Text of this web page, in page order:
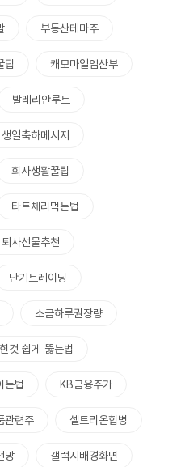
부동산테마주
팁 캐모마일임산부
발레리안루트
생일축하메시지
회사생활꿀팁
타트체리먹는법
퇴사선물추천
단기트레이딩
소금하루권장량
것 쉽게 뚫는법
는법 KB금융주가
관련주 셀트리온합병
망 갤럭시배경화면